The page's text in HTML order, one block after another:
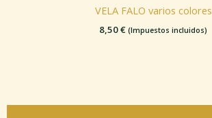
VELA FALO varios colores
8,50€ (Impuestos incluidos)